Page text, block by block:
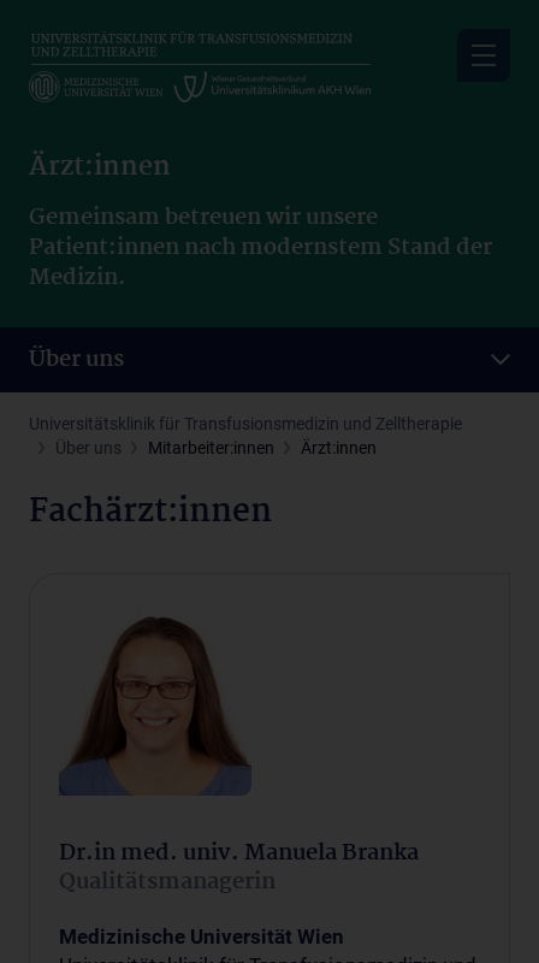
main
content
Ärzt:innen
Gemeinsam betreuen wir unsere
Patient:innen nach modernstem Stand der
Medizin.
Über uns
Universitätsklinik für Transfusionsmedizin und Zelltherapie
Über uns
Mitarbeiter:innen Ärzt:innen
Fachärzt:innen
Dr.in med. univ. Manuela Branka
Qualitätsmanagerin
Medizinische Universität Wien